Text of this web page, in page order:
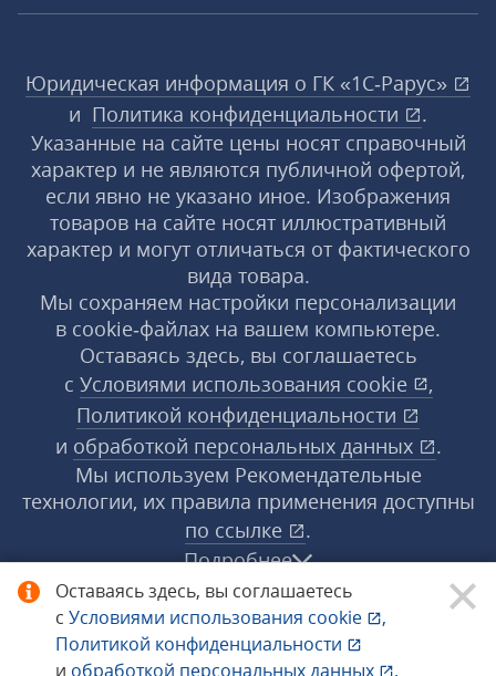
Оставаясь здесь, вы соглашаетесь
с Условиями использования cookie
,
Политикой конфиденциальности
и обработкой персональных данных .
Юридическая информация о ГК «1С‑Рарус»
и Политика конфиденциальности
.
Указанные на сайте цены носят справочный
характер и не являются публичной офертой,
если явно не указано иное. Изображения
товаров на сайте носят иллюстративный
характер и могут отличаться от фактического
вида товара.
Мы сохраняем настройки персонализации
в cookie‑файлах на вашем компьютере.
Оставаясь здесь, вы соглашаетесь
с Условиями использования cookie
,
Политикой конфиденциальности
и обработкой персональных данных
.
Мы используем Рекомендательные
технологии, их правила применения доступны
по ссылке
.
Подробнее
© 1998−2026 «1С‑Рарус» ®. Все права
защищены.